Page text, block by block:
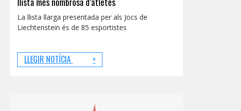
La llista llarga presentada per als Jocs de
Liechtenstein és de 85 esportistes
LLEGIR NOTÍCIA >